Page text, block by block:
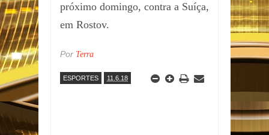
próximo domingo, contra a Suíça,
em Rostov.
Por Terra
ESPORTES 11.6.18